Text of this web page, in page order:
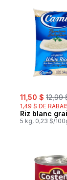
sale:
11,50 $ ,12,99
1,49 $ DE
Riz blanc
5 kg, 0,23 $/